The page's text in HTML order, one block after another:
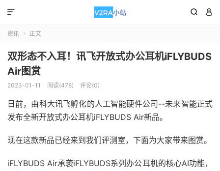
 

资讯  正文
双形态不入耳！讯飞开放式办公耳机iFLYBUDS
Air图赏
2023-01-11 阅读(478) 评论(0)
日前，由科大讯飞孵化的人工智能硬件公司--未来智能正式
发布全新开放式办公耳机iFLYBUDS Air新品。
现在这款新品已经来到我们评测室，下面为大家带来图赏。
iFLYBUDS Air承袭iFLYBUDS系列办公耳机的核心AI功能，